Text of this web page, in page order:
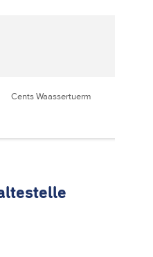
Cents Waassertuerm